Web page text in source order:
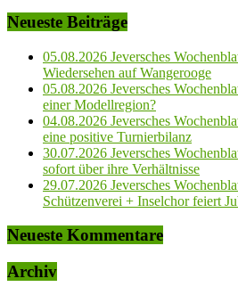
Neueste Beiträge
05.08.2026 Jeversches
Wiedersehen auf Wangerooge
05.08.2026 Jeversches
einer Modellregion?
04.08.2026 Jeversches
eine positive Turnierbilanz
30.07.2026 Jeversches
sofort über ihre Verhältnisse
29.07.2026 Jeversches
Schützenverei + Inselchor feiert
Neueste Kommentare
Archiv